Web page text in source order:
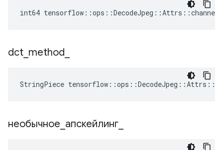
int64
dct method
StringPiece
необычное апскейлинг